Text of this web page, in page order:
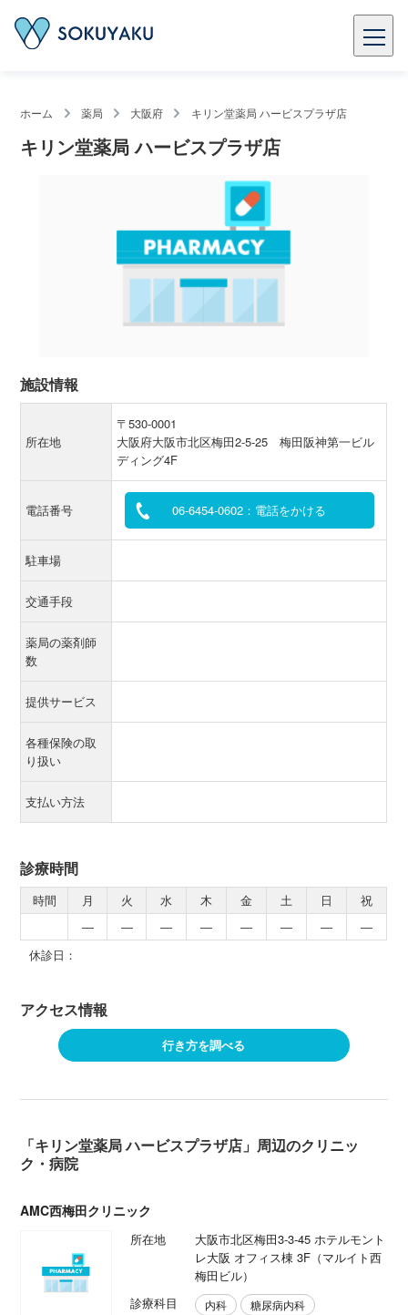
ホーム 薬局 大阪府 キリン堂薬局 ハービスプラザ店
キリン堂薬局 ハービスプラザ店
施設情報
所在地
〒530-0001
大阪府大阪市北区梅田2-5-25 梅田阪神第一ビル
ディング4F
電話番号 06-6454-0602：電話をかける
駐車場
交通手段
薬局の薬剤師
数
提供サービス
各種保険の取
り扱い
支払い方法
診療時間
時間 月 火 水 木 金 土 日
祝
―
― ― ― ― ― ―
―
休診日：
アクセス情報